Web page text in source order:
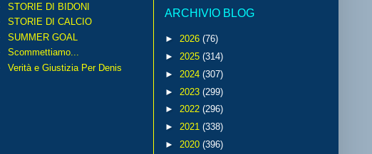
STORIE DI BIDONI
STORIE DI CALCIO
SUMMER GOAL
Scommettiamo...
Verità e Giustizia Per Denis
ARCHIVIO BLOG
► 2026 (76)
► 2025 (314)
► 2024 (307)
► 2023 (299)
► 2022 (296)
► 2021 (338)
► 2020 (396)